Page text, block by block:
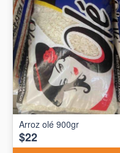
Arroz olé 900gr
$22